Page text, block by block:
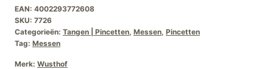
EAN: 4002293772608
SKU: 7726
Categorieën: Tangen | Pincetten, Messen, Pincetten
Tag: Messen
Merk: Wusthof